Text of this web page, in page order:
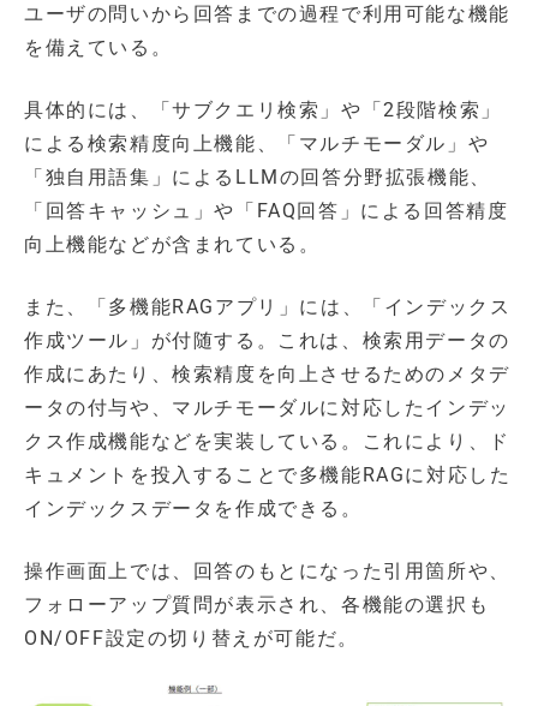
ユーザの問いから回答までの過程で利用可能な機能
を備えている。
具体的には、「サブクエリ検索」や「2段階検索」
による検索精度向上機能、「マルチモーダル」や
「独自用語集」によるLLMの回答分野拡張機能、
「回答キャッシュ」や「FAQ回答」による回答精度
向上機能などが含まれている。
また、「多機能RAGアプリ」には、「インデックス
作成ツール」が付随する。これは、検索用データの
作成にあたり、検索精度を向上させるためのメタデ
ータの付与や、マルチモーダルに対応したインデッ
クス作成機能などを実装している。これにより、ド
キュメントを投入することで多機能RAGに対応した
インデックスデータを作成できる。
操作画面上では、回答のもとになった引用箇所や、
フォローアップ質問が表示され、各機能の選択も
ON/OFF設定の切り替えが可能だ。